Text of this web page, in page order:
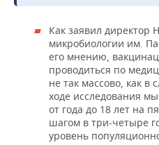
Как заявил директор
микробиологии им.
его мнению,
проводиться по
не так массово, как в
ходе исследования
от года до 18 лет на
шагом в три-четыре
уровень